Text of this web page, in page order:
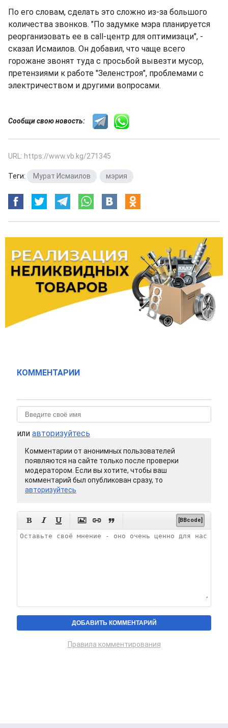
По его словам, сделать это сложно из-за большого
количества звонков. "По задумке мэра планируется
реорганизовать ее в call-центр для оптимизаци", -
сказал Исмаилов. Он добавил, что чаще всего
горожане звонят туда с просьбой вывезти мусор,
претензиями к работе "Зеленстроя", проблемами с
электричеством и другими вопросами.
Сообщи свою новость:
URL: https://www.vb.kg/271345
Теги: Мурат Исмаилов мэрия
КОММЕНТАРИИ
или авторизуйтесь
Комментарии от анонимных пользователей
появляются на сайте только после проверки
модератором. Если вы хотите, чтобы ваш
комментарий был опубликован сразу, то
авторизуйтесь
      [BBcode]
Правила комментирования